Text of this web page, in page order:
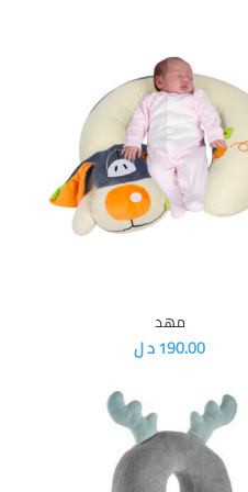
إضافة إلى السلة
مهد
190.00د ل